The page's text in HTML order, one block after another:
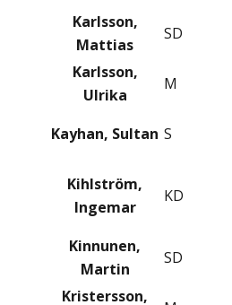
Karlsson,
Mattias
SD
Karlsson,
Ulrika
M
Kayhan, Sultan S
Kihlström,
Ingemar
KD
Kinnunen,
Martin
SD
Kristersson,